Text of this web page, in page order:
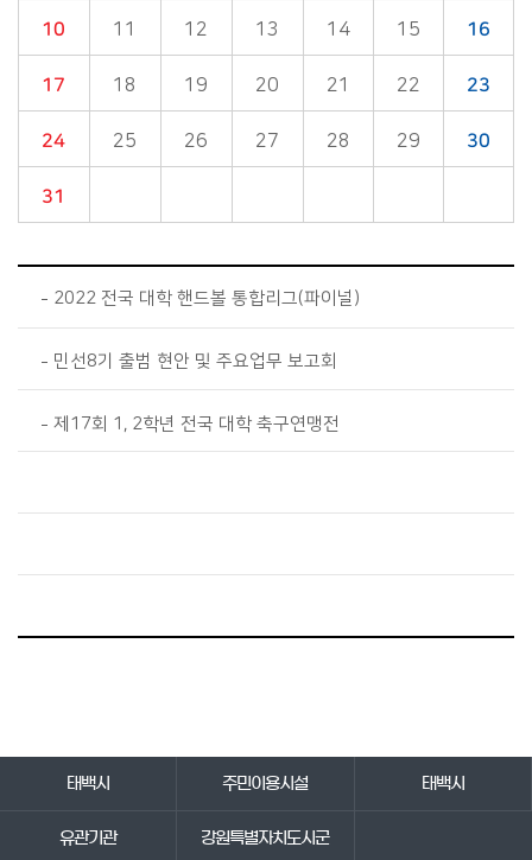
10 11 12 13 14 15 16
17 18 19 20 21 22 23
24 25 26 27 28 29 30
31
2022 전국 대학 핸드볼 통합리그(파이널)
민선8기 출범 현안 및 주요업무 보고회
제17회 1, 2학년 전국 대학 축구연맹전
태백시 주민이용시설 태백시
유관기관 강원특별자치도시군